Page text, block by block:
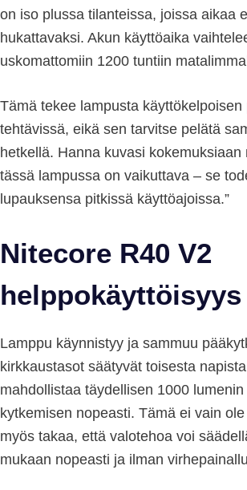
on iso plussa tilanteissa, joissa aikaa
hukattavaksi. Akun käyttöaika
uskomattomiin 1200 tuntiin
Tämä tekee lampusta käyttökelpoisen
tehtävissä, eikä sen tarvitse pelätä
hetkellä. Hanna kuvasi kokemuksiaan
tässä lampussa on vaikuttava – se
lupauksensa pitkissä käyttöajoissa.”
Nitecore R40 V2
helppokäyttöisyys
Lamppu käynnistyy ja sammuu
kirkkaustasot säätyvät toisesta
mahdollistaa täydellisen 1000
kytkemisen nopeasti. Tämä ei vain
myös takaa, että valotehoa voi
mukaan nopeasti ja ilman